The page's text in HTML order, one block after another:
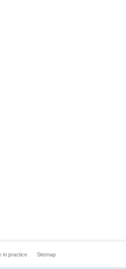
in practice Sitemap